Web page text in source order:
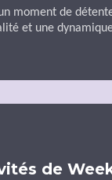
moment de
et une
de